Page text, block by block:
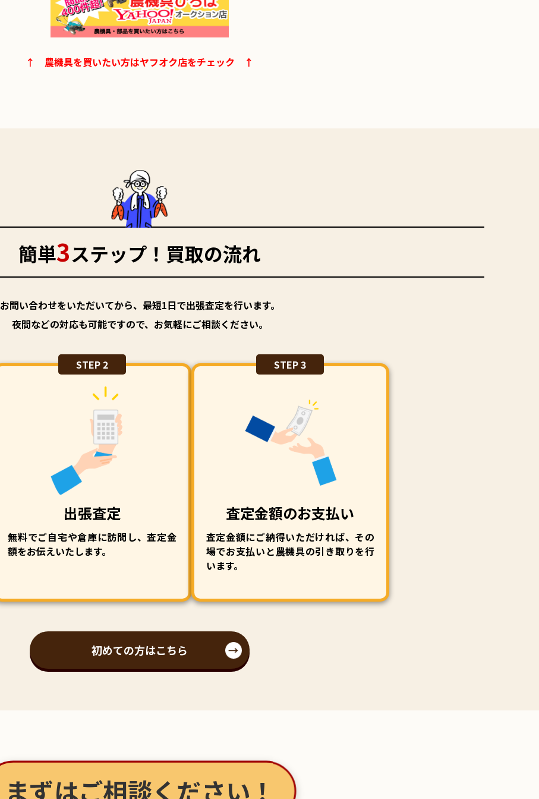
↑　農機具を買いたい方はヤフオク店をチェック　↑
簡単3ステップ！買取の流れ
お問い合わせをいただいてから、最短1日で出張査定を行います。
夜間などの対応も可能ですので、お気軽にご相談ください。
STEP 2
出張査定
無料でご自宅や倉庫に訪問し、査定金
額をお伝えいたします。
STEP 3
査定金額のお支払い
査定金額にご納得いただければ、その
場でお支払いと農機具の引き取りを行
います。
初めての方はこちら
まずはご相談ください！